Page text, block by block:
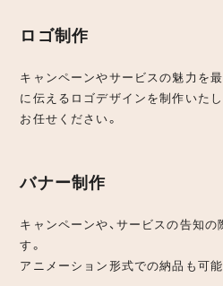
ロゴ制作
キャンペーンやサービスの魅力を
に伝えるロゴデザインを制作いた
お任せください。
バナー制作
キャンペーンや、サービスの告知
す。
アニメーション形式での納品も可能